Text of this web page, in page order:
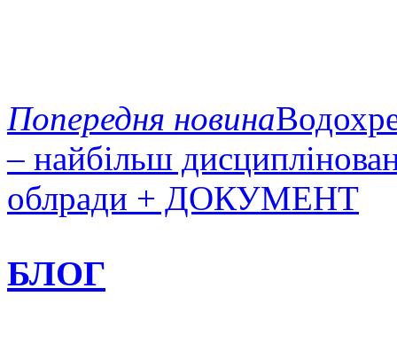
Попередня новина
– найбільш
облради + ДОКУМЕНТ
БЛОГ